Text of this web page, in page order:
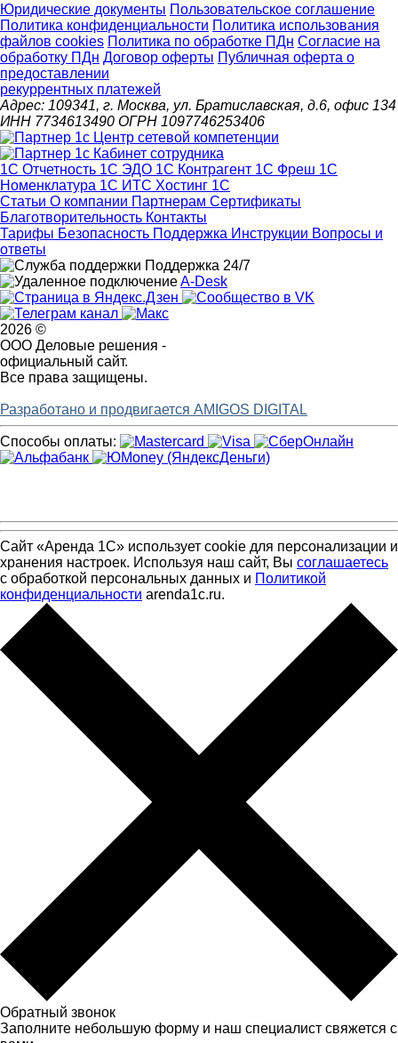
Юридические документы Пользовательское соглашение
Политика конфиденциальности Политика использования
файлов cookies Политика по обработке ПДн Cогласие на
обработку ПДн Договор оферты Публичная оферта о
предоставлении
рекуррентных платежей
Адрес: 109341, г. Москва, ул. Братиславская, д.6, офис 134
ИНН 7734613490 ОГРН 1097746253406
1С Отчетность 1С ЭДО 1С Контрагент 1С Фреш 1С
Номенклатура 1С ИТС Хостинг 1С
Статьи О компании Партнерам Сертификаты
Благотворительность Контакты
Тарифы Безопасность Поддержка Инструкции Вопросы и
ответы
Поддержка 24/7
A-Desk
2026 ©
ООО Деловые решения -
официальный сайт.
Все права защищены.
Разработано и продвигается AMIGOS DIGITAL
Способы оплаты:
Сайт «Аренда 1С» использует cookie для персонализации и
хранения настроек. Используя наш сайт, Вы соглашаетесь
с обработкой персональных данных и Политикой
конфиденциальности arenda1c.ru.
Обратный звонок
Заполните небольшую форму и наш специалист свяжется с